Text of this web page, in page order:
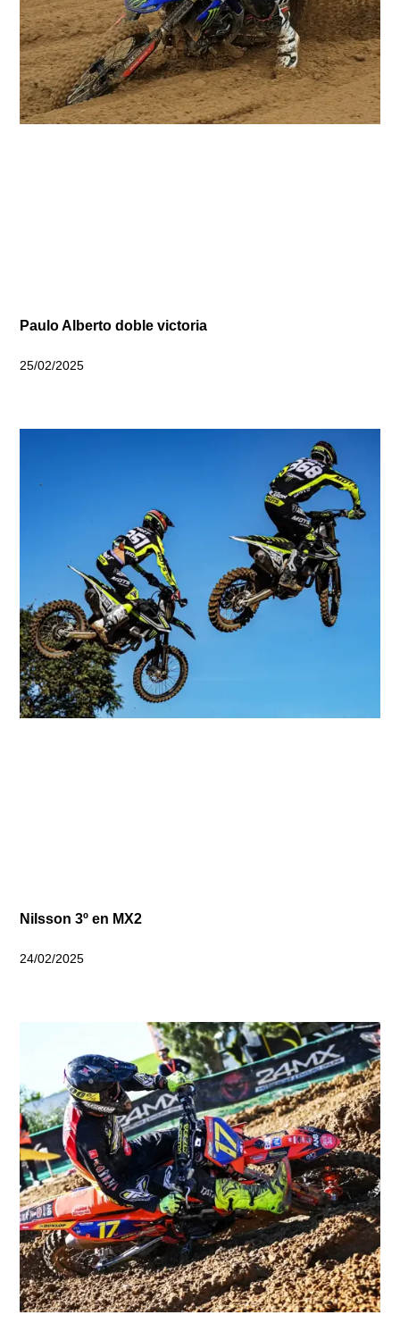
Paulo Alberto doble victoria
25/02/2025
Nilsson 3º en MX2
24/02/2025